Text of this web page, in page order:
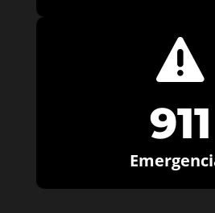

911